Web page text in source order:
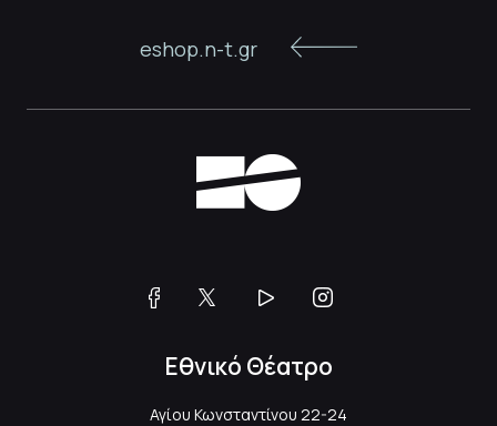
eshop.n-t.gr
Εθνικό Θέατρο
Αγίου Κωνσταντίνου 22-24